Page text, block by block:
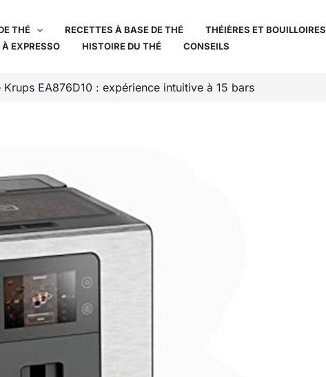
THÉ RECETTES À BASE DE THÉ THÉIÈRES ET BOUILLOIRES
EXPRESSO
HISTOIRE DU THÉ CONSEILS
EA876D10 : expérience intuitive à 15 bars